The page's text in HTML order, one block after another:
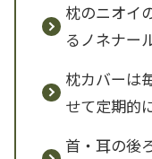
枕のニオイ
るノネナー
枕カバーは
せて定期的
首・耳の後